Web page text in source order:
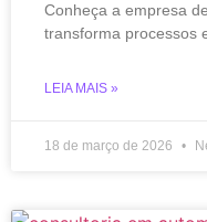
Conheça a empresa
transforma processos
LEIA MAIS »
18 de março de 2026